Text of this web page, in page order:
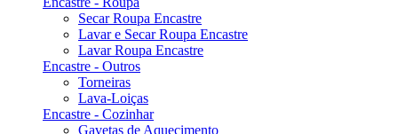
Secar Roupa Encastre
Lavar e Secar Roupa Encastre
Lavar Roupa Encastre
Encastre - Outros
Torneiras
Lava-Loiças
Encastre - Cozinhar
Gavetas de Aquecimento